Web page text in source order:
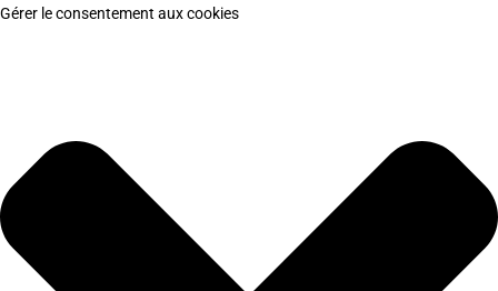
Gérer le consentement aux cookies